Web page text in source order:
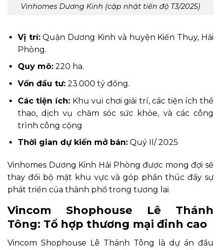
Vinhomes Dương Kinh (cập nhật tiến độ T3/2025)
Vị trí:Quận Dương Kinh và huyện Kiến Thụy, Hải
Phòng.
Quy mô:220 ha.
Vốn đầu tư:23.000 tỷ đồng.
Các tiện ích:Khu vui chơi giải trí, các tiện ích thể
thao, dịch vụ chăm sóc sức khỏe, và các công
trình công cộng
Thời gian dự kiến mở bán:Quý II/ 2025
Vinhomes Dương Kinh Hải Phòng được mong đợi sẽ
thay đổi bộ mặt khu vực và góp phần thúc đẩy sự
phát triển của thành phố trong tương lai.
Vincom Shophouse Lê Thánh
Tông: Tổ hợp thương mại đỉnh cao
Vincom Shophouse Lê Thánh Tông là dự án đầu